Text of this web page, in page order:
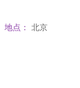
地点： 北京